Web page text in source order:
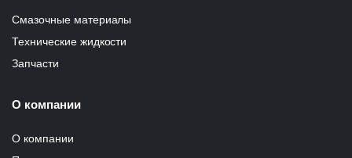
Смазочные материалы
Технические жидкости
Запчасти
О компании
О компании